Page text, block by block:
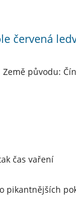
červená
původu:
čas vaření
pikantnějších